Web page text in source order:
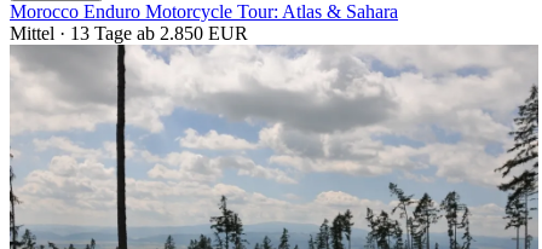
Morocco Enduro Motorcycle Tour: Atlas & Sahara
Mittel · 13 Tage ab 2.850 EUR